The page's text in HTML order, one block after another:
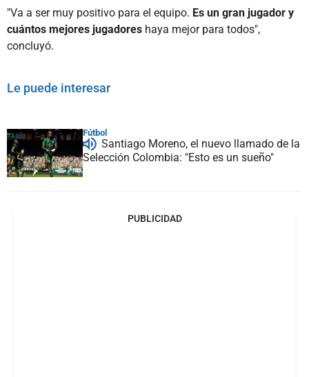
"Va a ser muy positivo para el equipo. Es un gran jugador y
cuántos mejores jugadores haya mejor para todos",
concluyó.
Le puede interesar
Fútbol
Santiago Moreno, el nuevo llamado de la
Selección Colombia: "Esto es un sueño"
PUBLICIDAD